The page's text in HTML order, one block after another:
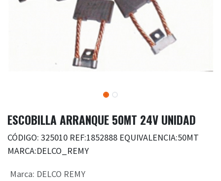
ESCOBILLA ARRANQUE 50MT 24V UNIDAD
CÓDIGO: 325010 REF:1852888 EQUIVALENCIA:50MT
MARCA:DELCO_REMY
Marca: DELCO REMY